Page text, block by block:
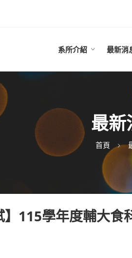
系所介紹 最新消
最新
首頁
】115學年度輔大